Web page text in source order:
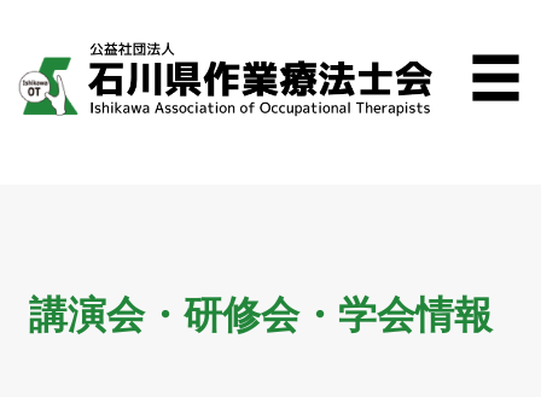
講演会・研修会・学会情報